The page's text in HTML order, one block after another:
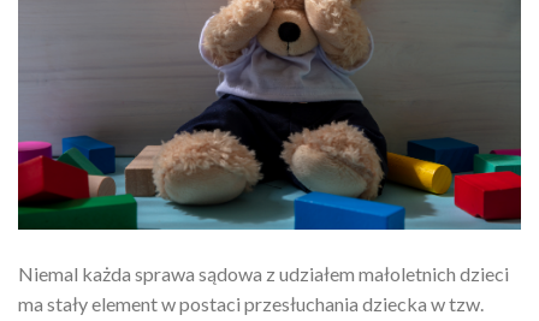
Niemal każda sprawa sądowa z udziałem małoletnich dzieci
ma stały element w postaci przesłuchania dziecka w tzw.